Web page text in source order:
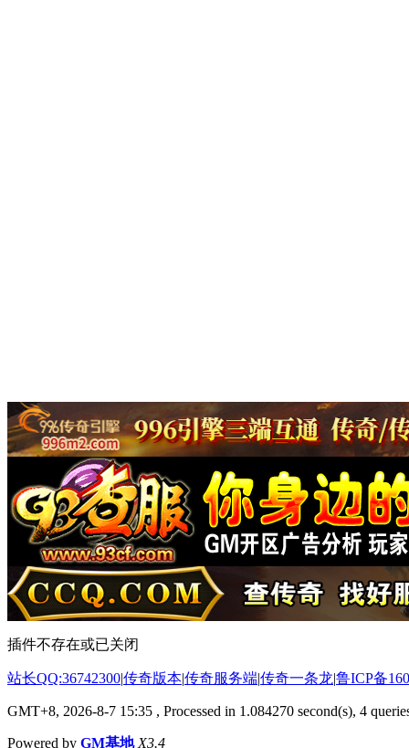
插件不存在或已关闭
站长QQ:36742300|传奇版本|传奇服务端|传奇一条龙|鲁ICP备
GMT+8, 2026-8-7 15:35 , Processed in 1.084270 second(s), 4
Powered by GM基地 X3.4